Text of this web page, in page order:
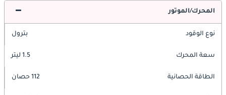
المحرك/الموتور
نوع الوقود بترول
سعة المحرك 1.5 ليتر
الطاقة الحصانية 112 حصان